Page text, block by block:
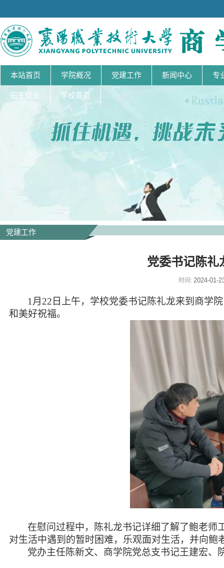
本站首页 学院概况 党建工作 新闻中心 专
招生就业 学校首页
党建工作
党委书记陈礼
时间: 2024-01-
1 月 22 日 上午，学校党委书记陈礼龙来到商学
和美好祝福。
在慰问过程中，陈礼龙书记详细了解了鲍老师
对生活中遇到的暂时困难，乐观面对生活， 并向鲍
党办主任陈新文、商学院党总支书记王建宏、